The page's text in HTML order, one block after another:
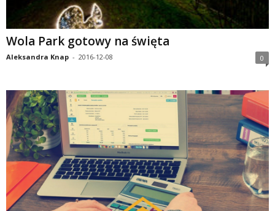
Wola Park gotowy na święta
Aleksandra Knap - 2016-12-08 0